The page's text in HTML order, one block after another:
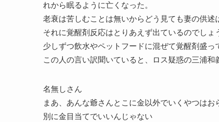
れから眠るように亡くなった。
老衰は苦しむことは無いからどう見ても妻の供述
それに覚醒剤反応はとりあえず出ているのでしょ
少しずつ飲水やペットフードに混ぜて覚醒剤盛っ
この人の言い訳聞いていると、ロス疑惑の三浦和
名無しさん
まあ、あんな爺さんとこに金以外でいくやつはお
別に金目当てでいいんじゃない